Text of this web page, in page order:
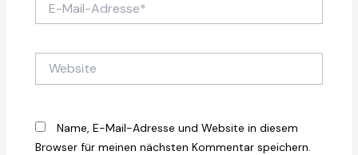
Mail-
Name, E-Mail-Adresse und Website in diesem
Browser für meinen nächsten Kommentar speichern.